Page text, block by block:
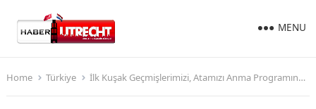
MENU
Home Türkiye İlk Kuşak Geçmişlerimizi, Atamızı Anma Programına Davet